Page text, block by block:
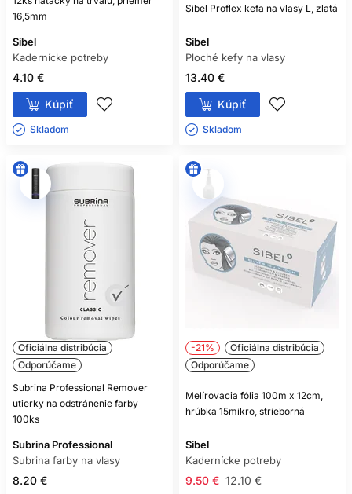
16,5mm
Sibel
Kadernícke potreby
4.10 €
Kúpiť
Skladom ㅤ
Sibel Proflex kefa na vlasy L, zlatá
Sibel
Ploché kefy na vlasy
13.40 €
Kúpiť
Skladom ㅤ
Oficiálna distribúcia
Odporúčame
Subrina Professional Remover
utierky na odstránenie farby
100ks
Subrina Professional
Subrina farby na vlasy
8.20 €
-21%
Oficiálna distribúcia
Odporúčame
Melírovacia fólia 100m x 12cm,
hrúbka 15mikro, strieborná
Sibel
Kadernícke potreby
12.10 €
9.50 €